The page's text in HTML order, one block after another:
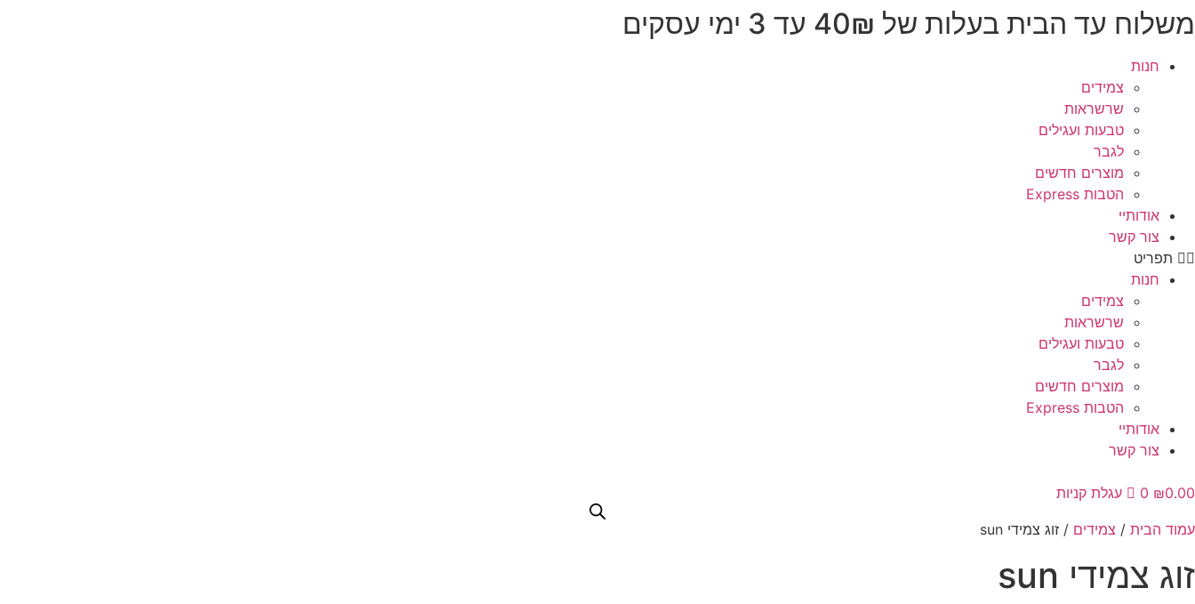
דלג
לתוכן
משלוח עד הבית בעלות של 40₪ עד 3 ימי עסקים
חנות
צמידים
שרשראות
טבעות ועגילים
לגבר
מוצרים חדשים
הטבות Express
אודותיי
צור קשר
תפריט
חנות
צמידים
שרשראות
טבעות ועגילים
לגבר
מוצרים חדשים
הטבות Express
אודותיי
צור קשר
₪0.00
0 עגלת קניות
עמוד הבית / צמידים / זוג צמידי sun
זוג צמידי sun